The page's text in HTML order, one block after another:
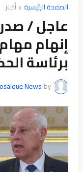
الصفحة الرئيسية أخبار
عاجل /
إنهام
برئاسة
by
News